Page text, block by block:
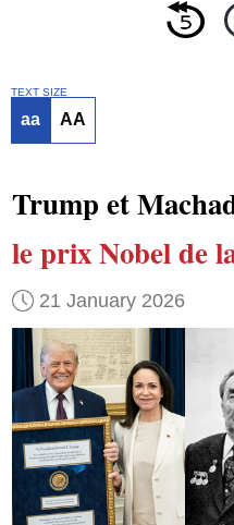
TEXT SIZE
aa AA
Trump et
le prix Nobel de
21 January 2026